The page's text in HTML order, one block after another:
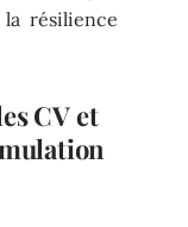
résilience
CV et